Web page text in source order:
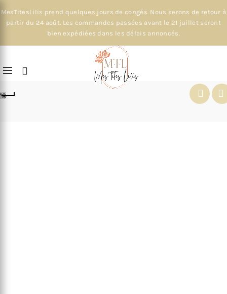
MesTitesLilis prend quelques jours de congés. Nous serons de retour à
partir du 24 août. Les commandes passées avant le 21 juillet seront
bien expédiées dans les délais annoncés.